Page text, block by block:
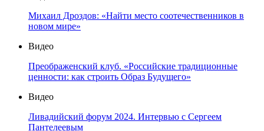
Михаил Дроздов: «Найти место соотечественников в
новом мире»
Видео
Преображенский клуб. «Российские традиционные
ценности: как строить Образ Будущего»
Видео
Ливадийский форум 2024. Интервью с Сергеем
Пантелеевым